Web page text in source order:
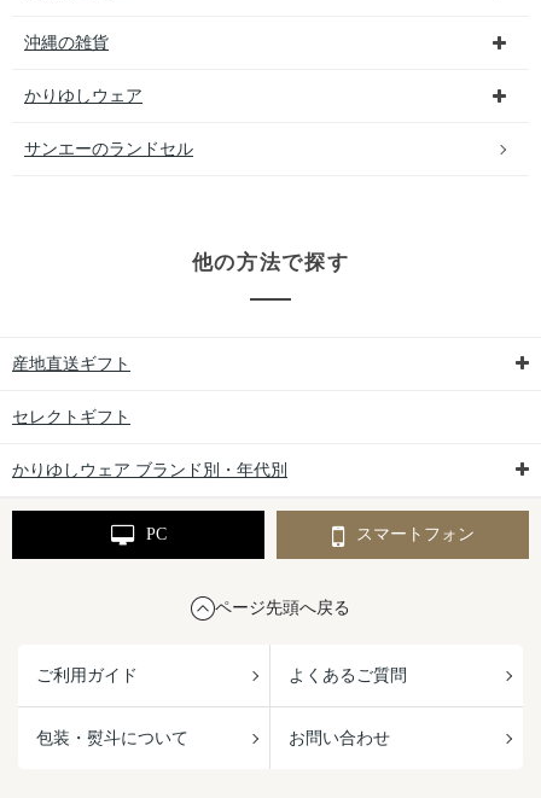
沖縄の雑貨
かりゆしウェア
サンエーのランドセル
他の方法で探す
産地直送ギフト
セレクトギフト
かりゆしウェア ブランド別・年代別
PC スマートフォン
ページ先頭へ戻る
ご利用ガイド よくあるご質問
包装・熨斗について お問い合わせ